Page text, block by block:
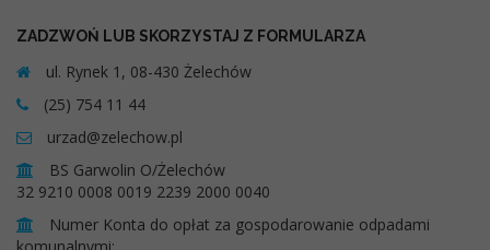
ZADZWOŃ LUB SKORZYSTAJ Z FORMULARZA
ul. Rynek 1, 08-430 Żelechów
(25) 754 11 44
urzad@zelechow.pl
BS Garwolin O/Żelechów
32 9210 0008 0019 2239 2000 0040
Numer Konta do opłat za gospodarowanie odpadami